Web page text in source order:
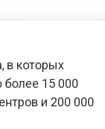
в которых
15 000
и 200 000